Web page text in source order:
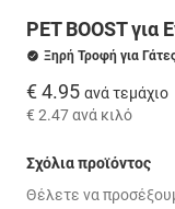
PET BOOST για
Ξηρή Τροφή για
€ 4.95 ανά τεμάχιο
€ 2.47ανά κιλό
Σχόλια προϊόντος